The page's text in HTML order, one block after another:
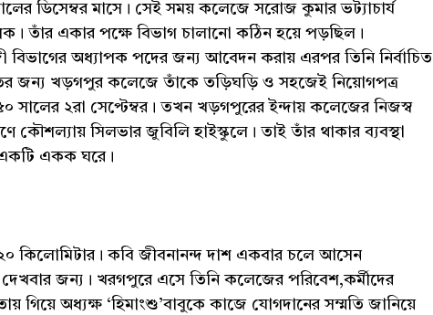
ডিসেম্বর মাসে। সেই সময় কলেজে সরোজ কুমার ভট্যাচার্য
তাঁর একার পক্ষে বিভাগ চালানো কঠিন হয়ে পড়ছিল।
বিভাগের অধ্যাপক পদের জন্য আবেদন করায় এরপর তিনি নির্বাচিত
জন্য খড়গপুর কলেজে তাঁকে তড়িঘড়ি ও সহজেই নিয়োগপত্র
সালের ২রা সেপ্টেম্বর। তখন খড়গপুরের ইন্দায় কলেজের নিজস্ব
কৌশল্যায় সিলভার জুবিলি হাইস্কুলে। তাই তাঁর থাকার ব্যবস্থা
একটি একক ঘরে।
কিলোমিটার। কবি জীবনানন্দ দাশ একবার চলে আসেন
জন্য। খরগপুরে এসে তিনি কলেজের পরিবেশ,কর্মীদের
অধ্যক্ষ ‘হিমাংশু’বাবুকে কাজে যোগদানের সম্মতি জানিয়ে